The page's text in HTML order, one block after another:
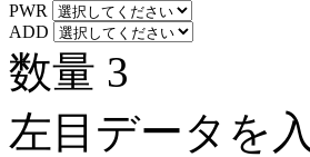
PWR
ADD
数量 3
左目データを